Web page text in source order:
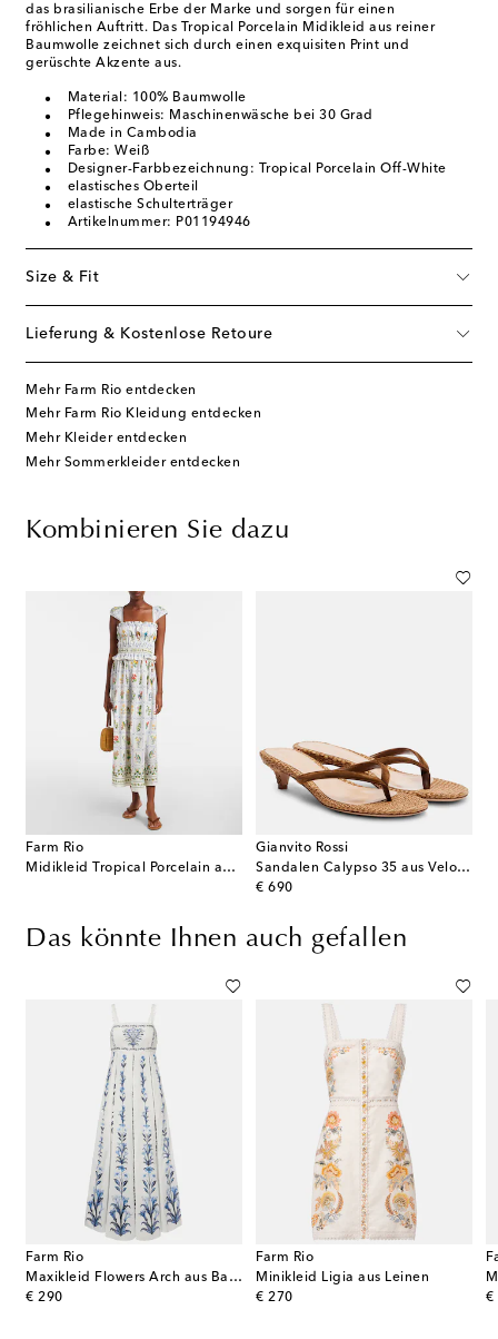
das brasilianische Erbe der Marke und sorgen für einen
fröhlichen Auftritt. Das Tropical Porcelain Midikleid aus reiner
Baumwolle zeichnet sich durch einen exquisiten Print und
gerüschte Akzente aus.
Material: 100% Baumwolle
Pflegehinweis: Maschinenwäsche bei 30 Grad
Made in Cambodia
Farbe: Weiß
Designer-Farbbezeichnung: Tropical Porcelain Off-White
elastisches Oberteil
elastische Schulterträger
Artikelnummer: P01194946
Size & Fit
Lieferung & Kostenlose Retoure
Mehr Farm Rio entdecken
Mehr Farm Rio Kleidung entdecken
Mehr Kleider entdecken
Mehr Sommerkleider entdecken
Kombinieren Sie dazu
Farm Rio
Midikleid Tropical Porcelain aus Baumwolle
Gianvito Rossi
Sandalen Calypso 35 aus Veloursleder
€ 690
original price
Das könnte Ihnen auch gefallen
Farm Rio
Maxikleid Flowers Arch aus Baumwolle
€ 290
original price
Farm Rio
Minikleid Ligia aus Leinen
€ 270
original price €